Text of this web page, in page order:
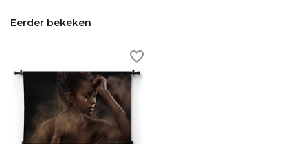
Eerder bekeken